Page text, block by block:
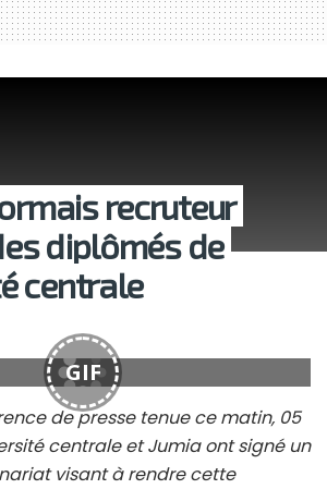
recruteur
diplômés de
centrale
GIF
de presse tenue ce matin, 05
centrale et Jumia ont signé un
visant à rendre cette